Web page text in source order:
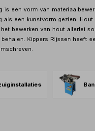
is een vorm van
als een kunstvorm gezien.
bewerken van hout allerlei
Kippers Rijssen heeft